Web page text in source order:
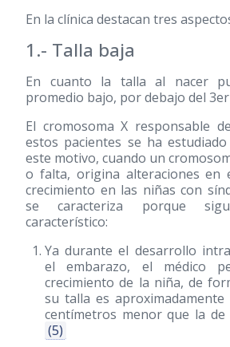
En la clínica destacan tres
1.- Talla baja
En cuanto la talla al nacer
promedio bajo, por debajo del
El cromosoma X responsable
estos pacientes se ha
este motivo, cuando un
o falta, origina alteraciones en
crecimiento en las niñas con
se caracteriza porque
característico:
Ya durante el desarrollo
el embarazo, el médico
crecimiento de la niña, de
su talla es
centímetros menor que la de
(5)